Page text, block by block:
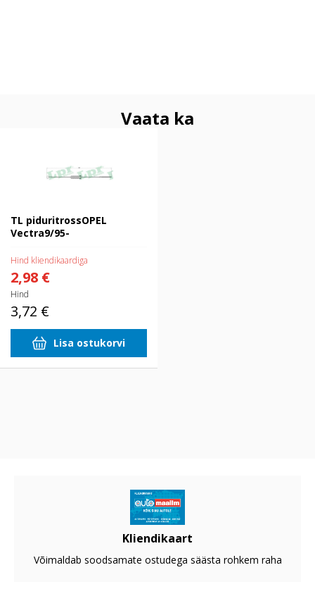
Vaata ka
TL piduritrossOPEL
Vectra9/95-
Hind kliendikaardiga
2,98 €
Hind
3,72 €
Lisa ostukorvi
Kliendikaart
Võimaldab soodsamate ostudega säästa rohkem raha